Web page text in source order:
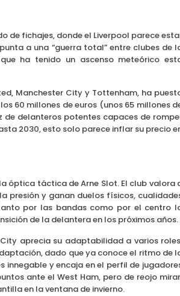
de fichajes, donde el Liverpool parece
a una “guerra total” entre clubes de
ha tenido un ascenso meteórico
Manchester City y Tottenham, ha
60 millones de euros (unos 65 millones
delanteros potentes capaces de
2030, esto solo parece inflar su precio
óptica táctica de Arne Slot. El club valora
presión y ganan duelos físicos,
por las bandas como por el centro
de la delantera en los próximos años.
aprecia su adaptabilidad a varios
dado que ya conoce el ritmo de
innegable y encaja en el perfil de
ante el West Ham, pero de reojo
en la ventana de invierno.